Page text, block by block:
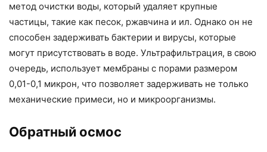
метод очистки воды, который удаляет крупные
частицы, такие как песок, ржавчина и ил. Однако он не
способен задерживать бактерии и вирусы, которые
могут присутствовать в воде. Ультрафильтрация, в свою
очередь, использует мембраны с порами размером
0,01-0,1 микрон, что позволяет задерживать не только
механические примеси, но и микроорганизмы.
Обратный осмос